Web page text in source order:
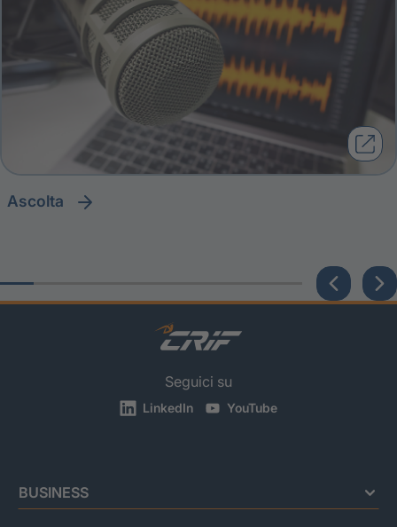
ascolta
Seguici su
LinkedIn YouTube
BUSINESS